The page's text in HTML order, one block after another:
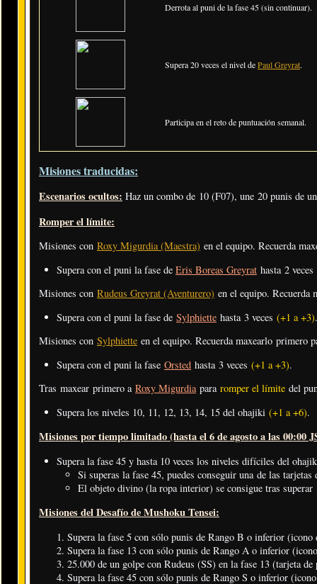
Derrota al puni de la fase 45 (sin continuar).
Supera 20 veces el nivel dePaul Greyrat.
Participa en el reto de puntuación semanal.
Misiones traducidas:
Escenarios ocultos: Haz un combo de 10 (F07), une 20 punis de
Romper el límite:
Misiones con Roxy Migurdia (Maestra) en el equipo. Recuerda
Supera con el puni la fase de Eris Boreas Greyrat hasta 2 veces
Misiones con Rudeus Greyrat (Aventurero) en el equipo.
Supera con el puni la fase de Sylphiette hasta 3 veces (+1 a +3).
Misiones con Sylphiette en el equipo. Recuerda maxearlo primero
Supera con el puni la fase Orsted hasta 3 veces (+1 a +3).
Tras maxear primero a Roxy Migurdiapara romper el límite del
Supera los niveles 10, 11, 12, 13, 14, 15 del ohajiki (+1 a +6).
Misiones por tiempo limitado (hasta el 6 de agosto a las 00:00
Supera la fase 45 y hasta 10 veces los niveles difíciles del
Si superas la fase 45, puedes conseguir una de las tarjetas
El objeto divino (la ropa interior) se consigue tras
Misiones del Desafío de Mushoku Tensei:
Supera la fase 5 con sólo punis de Rango B o inferior (icono
Supera la fase 13 con sólo punis de Rango A o inferior
25.000 de un golpe con Rudeus (SS) en la fase 13 (tarjeta
Supera la fase 45 con sólo punis de Rango S o inferior